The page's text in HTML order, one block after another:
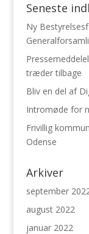
Seneste
Ny
træder tilbage
Bliv en del af
Intromøde for
Frivillig
Odense
Arkiver
september
august 2022
januar 2022